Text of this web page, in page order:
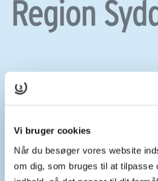
Vi bruger cookies
Når du besøger vores website
om dig, som bruges til at tilpasse
Hvem står bag
T.E.G. Solution er støttet af midler
Uddannelsespulje. Det er udviklet